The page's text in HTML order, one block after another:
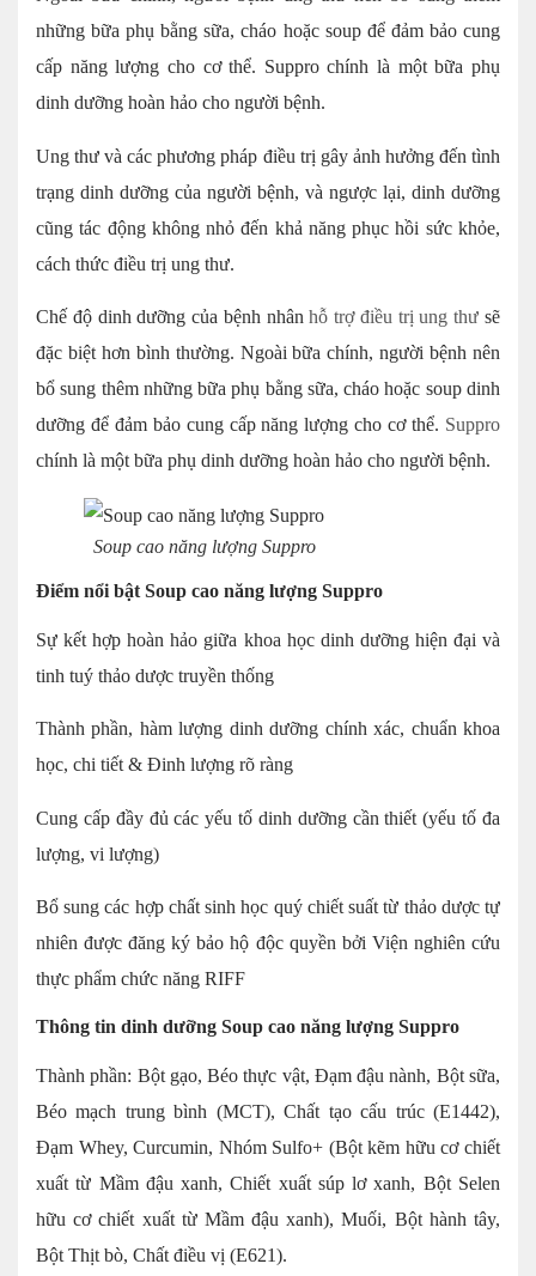
những bữa phụ bằng sữa, cháo hoặc soup để đảm bảo cung
cấp năng lượng cho cơ thể. Suppro chính là một bữa phụ
dinh dưỡng hoàn hảo cho người bệnh.
Ung thư và các phương pháp điều trị gây ảnh hưởng đến tình
trạng dinh dưỡng của người bệnh, và ngược lại, dinh dưỡng
cũng tác động không nhỏ đến khả năng phục hồi sức khỏe,
cách thức điều trị ung thư.
Chế độ dinh dưỡng của bệnh nhânhỗ trợ điều trị ung thư sẽ
đặc biệt hơn bình thường. Ngoài bữa chính, người bệnh nên
bổ sung thêm những bữa phụ bằng sữa, cháo hoặc soup dinh
dưỡng để đảm bảo cung cấp năng lượng cho cơ thể. Suppro
chính là một bữa phụ dinh dưỡng hoàn hảo cho người bệnh.
Soup cao năng lượng Suppro
Điểm nổi bật Soup cao năng lượng Suppro
Sự kết hợp hoàn hảo giữa khoa học dinh dưỡng hiện đại và
tinh tuý thảo dược truyền thống
Thành phần, hàm lượng dinh dưỡng chính xác, chuẩn khoa
học, chi tiết & Đinh lượng rõ ràng
Cung cấp đầy đủ các yếu tố dinh dưỡng cần thiết (yếu tố đa
lượng, vi lượng)
Bổ sung các hợp chất sinh học quý chiết suất từ thảo dược tự
nhiên được đăng ký bảo hộ độc quyền bởi Viện nghiên cứu
thực phẩm chức năng RIFF
Thông tin dinh dưỡng Soup cao năng lượng Suppro
Thành phần: Bột gạo, Béo thực vật, Đạm đậu nành, Bột sữa,
Béo mạch trung bình (MCT), Chất tạo cấu trúc (E1442),
Đạm Whey, Curcumin, Nhóm Sulfo+ (Bột kẽm hữu cơ chiết
xuất từ Mầm đậu xanh, Chiết xuất súp lơ xanh, Bột Selen
hữu cơ chiết xuất từ Mầm đậu xanh), Muối, Bột hành tây,
Bột Thịt bò, Chất điều vị (E621).